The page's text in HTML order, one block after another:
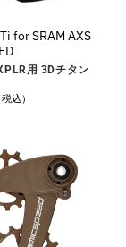
for SRAM AXS
用 3Dチタン
税込）